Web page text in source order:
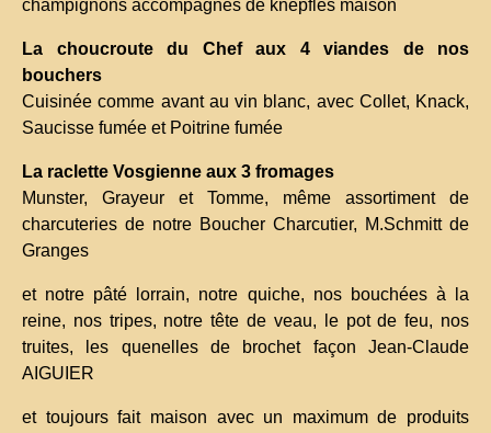
champignons accompagnés de knepfles maison
La choucroute du Chef aux 4 viandes de nos
bouchers
Cuisinée comme avant au vin blanc, avec Collet, Knack,
Saucisse fumée et Poitrine fumée
La raclette Vosgienne aux 3 fromages
Munster, Grayeur et Tomme, même assortiment de
charcuteries de notre Boucher Charcutier, M.Schmitt de
Granges
et notre pâté lorrain, notre quiche, nos bouchées à la
reine, nos tripes, notre tête de veau, le pot de feu, nos
truites, les quenelles de brochet façon Jean-Claude
AIGUIER
et toujours fait maison avec un maximum de produits